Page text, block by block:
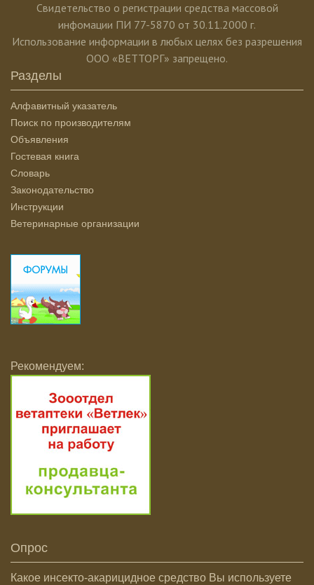
Свидетельство о регистрации средства массовой
инфомации ПИ 77-5870 от 30.11.2000 г.
Использование информации в любых целях без разрешения
ООО «ВЕТТОРГ» запрещено.
Разделы
Алфавитный указатель
Поиск по производителям
Объявления
Гостевая книга
Словарь
Законодательство
Инструкции
Ветеринарные организации
Рекомендуем:
Опрос
Какое инсекто-акарицидное средство Вы используете